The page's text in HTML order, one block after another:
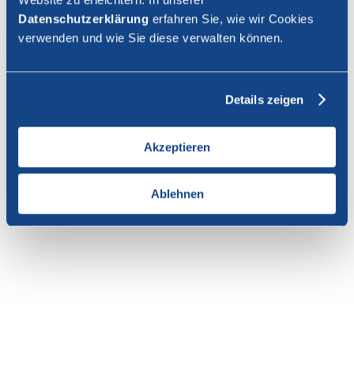
Datenschutzerklärung erfahren Sie, wie wir Cookies
verwenden und wie Sie diese verwalten können.
Details zeigen
Akzeptieren
Ablehnen
Fermer la recherche
En tant que membre de SWISSCOFEL, vous pouvez vous
connecter avec votre nom d'utilisateur et le mot de passe pour
accéder au contenu de cette page.
Si vous n'avez pas encore d'accès, vous pouvez demander par e-mail
votre login personnel ausecrétariat.